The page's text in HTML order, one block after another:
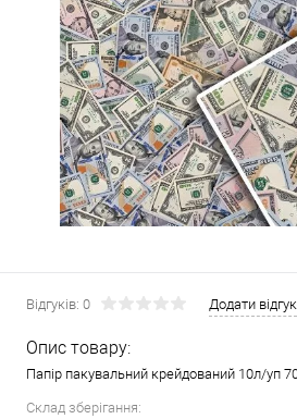
Відгуків: 0 Додати відгук
Опис товару:
Папір пакувальний крейдований 10л/уп
Склад зберігання: